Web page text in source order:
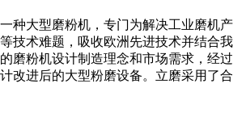
种大型磨粉机，专门为解决工业磨机产
技术难题，吸收欧洲先进技术并结合我
磨粉机设计制造理念和市场需求，经过
改进后的大型粉磨设备。立磨采用了合